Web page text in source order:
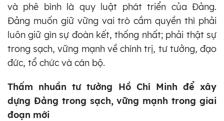
và phê bình là quy luật phát triển của Đảng.
Đảng muốn giữ vững vai trò cầm quyền thì phải
luôn giữ gìn sự đoàn kết, thống nhất; phải thật sự
trong sạch, vững mạnh về chính trị, tư tưởng, đạo
đức, tổ chức và cán bộ.
Thấm nhuần tư tưởng Hồ Chí Minh để xây
dựng Đảng trong sạch, vững mạnh trong giai
đoạn mới